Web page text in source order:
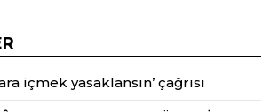
içmek yasaklansın’ çağrısı